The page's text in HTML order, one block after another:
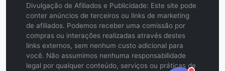
Divulgação de Afiliados e Publicidade: Este site pode
conter anúncios de terceiros ou links de marketing
de afiliados. Podemos receber uma comissão por
compras ou interações realizadas através destes
links externos, sem nenhum custo adicional para
você. Não assumimos nenhuma responsabilidade
legal por qualquer conteúdo, serviços ou práticas de